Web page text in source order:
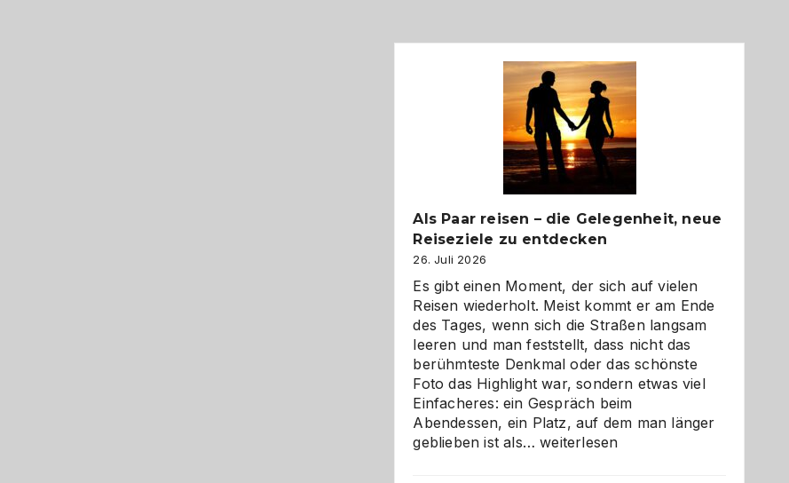
Als Paar reisen – die Gelegenheit, neue
Reiseziele zu entdecken
26. Juli 2026
Es gibt einen Moment, der sich auf vielen
Reisen wiederholt. Meist kommt er am Ende
des Tages, wenn sich die Straßen langsam
leeren und man feststellt, dass nicht das
berühmteste Denkmal oder das schönste
Foto das Highlight war, sondern etwas viel
Einfacheres: ein Gespräch beim
Abendessen, ein Platz, auf dem man länger
geblieben ist als…Als
weiterlesen